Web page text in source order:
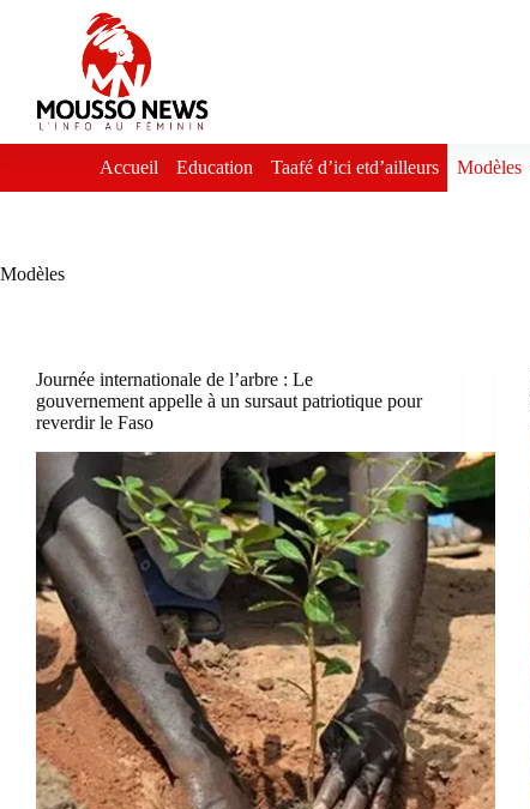
Accueil Education Taafé d’ici etd’ailleurs Modèles
Modèles
Journée internationale de l’arbre : Le
gouvernement appelle à un sursaut patriotique pour
reverdir le Faso